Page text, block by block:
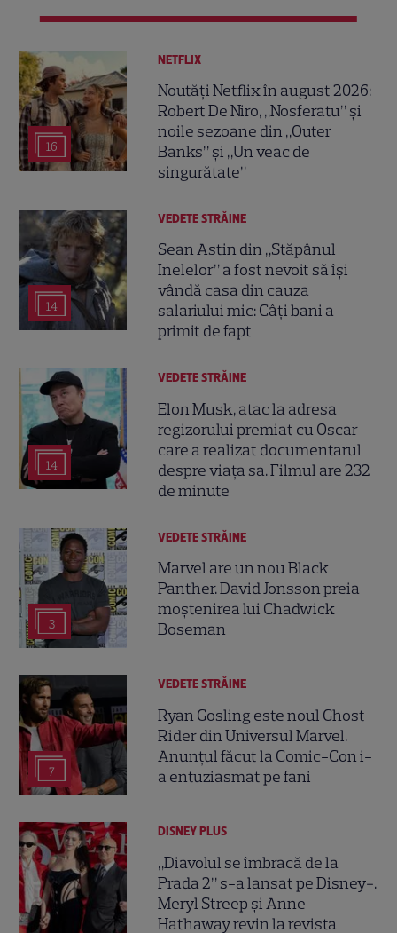
16
NETFLIX
Noutăți Netflix în august 2026:
Robert De Niro, „Nosferatu” și
noile sezoane din „Outer
Banks” și „Un veac de
singurătate”
14
VEDETE STRĂINE
Sean Astin din „Stăpânul
Inelelor” a fost nevoit să își
vândă casa din cauza
salariului mic: Câți bani a
primit de fapt
14
VEDETE STRĂINE
Elon Musk, atac la adresa
regizorului premiat cu Oscar
care a realizat documentarul
despre viața sa. Filmul are 232
de minute
3
VEDETE STRĂINE
Marvel are un nou Black
Panther. David Jonsson preia
moștenirea lui Chadwick
Boseman
7
VEDETE STRĂINE
Ryan Gosling este noul Ghost
Rider din Universul Marvel.
Anunțul făcut la Comic-Con i-
a entuziasmat pe fani
DISNEY PLUS
„Diavolul se îmbracă de la
Prada 2” s-a lansat pe Disney+.
Meryl Streep și Anne
Hathaway revin la revista